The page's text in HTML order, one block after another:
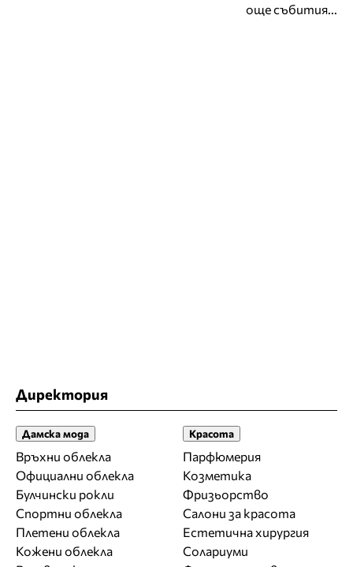
още събития...
Директория
Дамска мода
Връхни облекла
Официални облекла
Булчински рокли
Спортни облекла
Плетени облекла
Кожени облекла
Красота
Парфюмерия
Козметика
Фризьорство
Салони за красота
Естетична хирургия
Солариуми